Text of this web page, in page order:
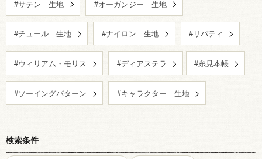
#サテン 生地 #オーガンジー 生地
#チュール 生地 #ナイロン 生地 #リバティ
#ウィリアム・モリス #ディアステラ #糸見本帳
#ソーイングパターン #キャラクター 生地
検索条件